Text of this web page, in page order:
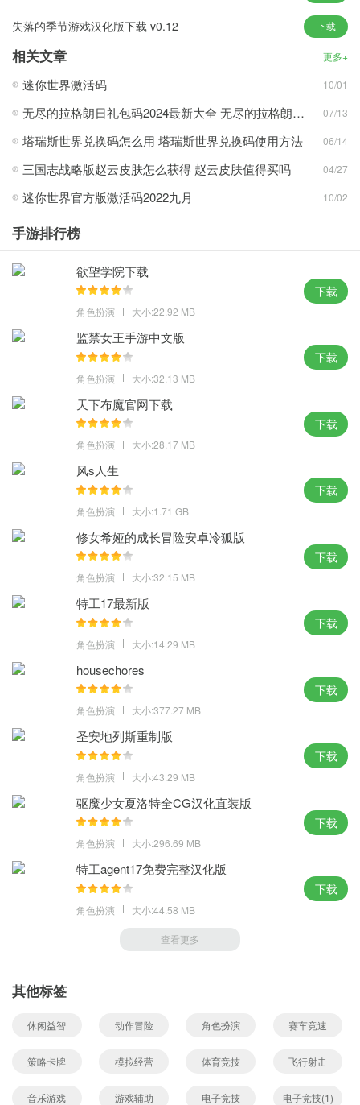
并且可以通过在游戏中改变自己的实力来逐渐成长。 尝试更具挑战
性的技能以获得高分奖励，
升级游戏中的玩法可以带来提升。 利用游戏中更多的玩法可以增加
游戏玩法
中秋游园会正在举行，祈福赏月;
超吸睛的次元少女带你进行策略战斗
小镇里有新的活动，市场里热闹非凡;
传统中式装饰品限时促销;
动，不同的绅士，还有很多不同好处的CV配音游戏。 欢迎喜欢这款
游戏的玩家点击下载。 酒吧!
失落的季节游戏汉化版下载 v0.12 下载
相关文章 更多+
迷你世界激活码 10/01
无尽的拉格朗日礼包码2024最新大全 无尽的拉格朗日兑换码永不过期一览 07/13
塔瑞斯世界兑换码怎么用 塔瑞斯世界兑换码使用方法 06/14
三国志战略版赵云皮肤怎么获得 赵云皮肤值得买吗 04/27
迷你世界官方版激活码2022九月 10/02
手游排行榜
欲望学院下载
角色扮演 大小:22.92 MB
下载
监禁女王手游中文版
角色扮演 大小:32.13 MB
下载
天下布魔官网下载
角色扮演 大小:28.17 MB
下载
风s人生
角色扮演 大小:1.71 GB
下载
修女希娅的成长冒险安卓冷狐版
角色扮演 大小:32.15 MB
下载
特工17最新版
角色扮演 大小:14.29 MB
下载
housechores
角色扮演 大小:377.27 MB
下载
圣安地列斯重制版
角色扮演 大小:43.29 MB
下载
驱魔少女夏洛特全CG汉化直装版
角色扮演 大小:296.69 MB
下载
特工agent17免费完整汉化版
角色扮演 大小:44.58 MB
下载
查看更多
其他标签
休闲益智 动作冒险 角色扮演 赛车竞速
策略卡牌 模拟经营 体育竞技 飞行射击
音乐游戏 游戏辅助 电子竞技 电子竞技(1)